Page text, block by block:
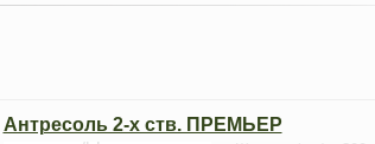
Антресоль 2-х ств. ПРЕМЬЕР